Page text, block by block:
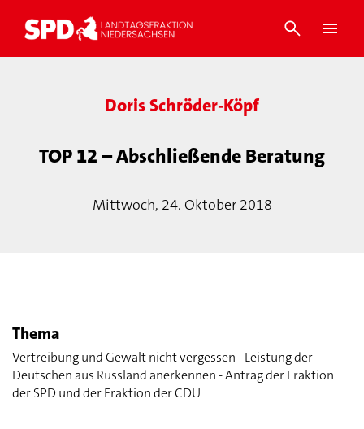
Doris Schröder-Köpf
TOP 12 – Abschließende Beratung
Mittwoch, 24. Oktober 2018
Thema
Vertreibung und Gewalt nicht vergessen - Leistung der
Deutschen aus Russland anerkennen - Antrag der Fraktion
der SPD und der Fraktion der CDU